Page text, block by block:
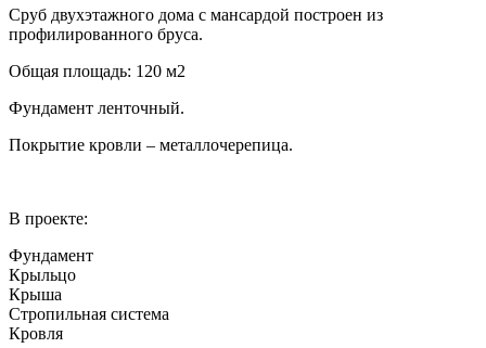
Сруб двухэтажного дома с мансардой построен из
профилированного бруса.
Общая площадь: 120 м2
Фундамент ленточный.
Покрытие кровли – металлочерепица.
В проекте:
Фундамент
Крыльцо
Крыша
Стропильная система
Кровля